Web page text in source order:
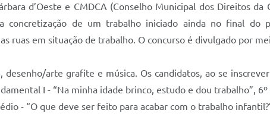
d’Oeste e CMDCA (Conselho Municipal dos Direitos
concretização de um trabalho iniciado ainda no final do
ruas em situação de trabalho. O concurso é divulgado por
desenho/arte grafite e música. Os candidatos, ao se
I - “Na minha idade brinco, estudo e dou trabalho”,
- “O que deve ser feito para acabar com o trabalho